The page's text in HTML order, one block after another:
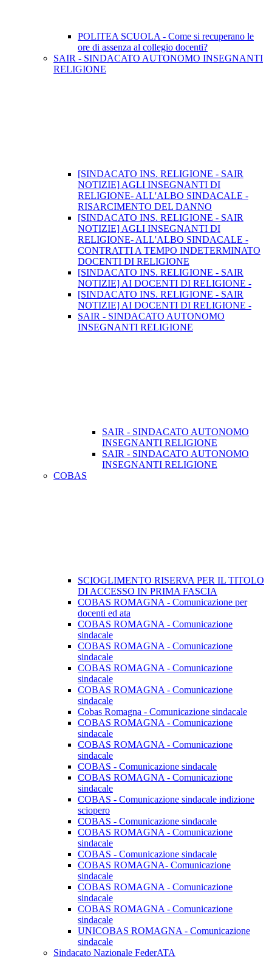
POLITEA SCUOLA - Come si recuperano le
ore di assenza al collegio docenti?
SAIR - SINDACATO AUTONOMO INSEGNANTI
RELIGIONE
[SINDACATO INS. RELIGIONE - SAIR
NOTIZIE] AGLI INSEGNANTI DI
RELIGIONE- ALL'ALBO SINDACALE -
RISARCIMENTO DEL DANNO
[SINDACATO INS. RELIGIONE - SAIR
NOTIZIE] AGLI INSEGNANTI DI
RELIGIONE- ALL'ALBO SINDACALE -
CONTRATTI A TEMPO INDETERMINATO
DOCENTI DI RELIGIONE
[SINDACATO INS. RELIGIONE - SAIR
NOTIZIE] AI DOCENTI DI RELIGIONE -
[SINDACATO INS. RELIGIONE - SAIR
NOTIZIE] AI DOCENTI DI RELIGIONE -
SAIR - SINDACATO AUTONOMO
INSEGNANTI RELIGIONE
SAIR - SINDACATO AUTONOMO
INSEGNANTI RELIGIONE
SAIR - SINDACATO AUTONOMO
INSEGNANTI RELIGIONE
COBAS
SCIOGLIMENTO RISERVA PER IL TITOLO
DI ACCESSO IN PRIMA FASCIA
COBAS ROMAGNA - Comunicazione per
docenti ed ata
COBAS ROMAGNA - Comunicazione
sindacale
COBAS ROMAGNA - Comunicazione
sindacale
COBAS ROMAGNA - Comunicazione
sindacale
COBAS ROMAGNA - Comunicazione
sindacale
Cobas Romagna - Comunicazione sindacale
COBAS ROMAGNA - Comunicazione
sindacale
COBAS ROMAGNA - Comunicazione
sindacale
COBAS - Comunicazione sindacale
COBAS ROMAGNA - Comunicazione
sindacale
COBAS - Comunicazione sindacale indizione
sciopero
COBAS - Comunicazione sindacale
COBAS ROMAGNA - Comunicazione
sindacale
COBAS - Comunicazione sindacale
COBAS ROMAGNA- Comunicazione
sindacale
COBAS ROMAGNA - Comunicazione
sindacale
COBAS ROMAGNA - Comunicazione
sindacale
UNICOBAS ROMAGNA - Comunicazione
sindacale
Sindacato Nazionale FederATA